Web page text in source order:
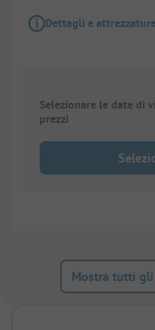
Dettagli e
Selezionare le date di
prezzi
Mostra tutti